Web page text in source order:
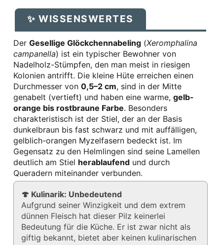
✨ WISSENSWERTES
Der Gesellige Glöckchennabeling (Xeromphalina
campanella) ist ein typischer Bewohner von
Nadelholz-Stümpfen, den man meist in riesigen
Kolonien antrifft. Die kleine Hüte erreichen einen
Durchmesser von 0,5–2 cm, sind in der Mitte
genabelt (vertieft) und haben eine warme, gelb-
orange bis rostbraune Farbe. Besonders
charakteristisch ist der Stiel, der an der Basis
dunkelbraun bis fast schwarz und mit auffälligen,
gelblich-orangen Myzelfasern bedeckt ist. Im
Gegensatz zu den Helmlingen sind seine Lamellen
deutlich am Stiel herablaufend und durch
Queradern miteinander verbunden.
🍄 Kulinarik: Unbedeutend
Aufgrund seiner Winzigkeit und dem extrem
dünnen Fleisch hat dieser Pilz keinerlei
Bedeutung für die Küche. Er ist zwar nicht als
giftig bekannt, bietet aber keinen kulinarischen